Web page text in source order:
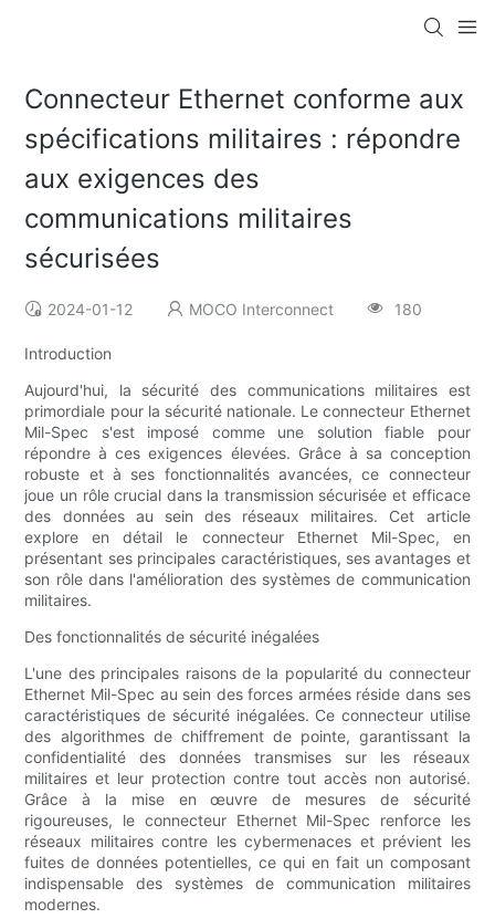
Connecteur Ethernet conforme aux
spécifications militaires : répondre
aux exigences des
communications militaires
sécurisées
2024-01-12 MOCO Interconnect 180
Introduction
Aujourd'hui, la sécurité des communications militaires est
primordiale pour la sécurité nationale. Le connecteur Ethernet
Mil-Spec s'est imposé comme une solution fiable pour
répondre à ces exigences élevées. Grâce à sa conception
robuste et à ses fonctionnalités avancées, ce connecteur
joue un rôle crucial dans la transmission sécurisée et efficace
des données au sein des réseaux militaires. Cet article
explore en détail le connecteur Ethernet Mil-Spec, en
présentant ses principales caractéristiques, ses avantages et
son rôle dans l'amélioration des systèmes de communication
militaires.
Des fonctionnalités de sécurité inégalées
L'une des principales raisons de la popularité du connecteur
Ethernet Mil-Spec au sein des forces armées réside dans ses
caractéristiques de sécurité inégalées. Ce connecteur utilise
des algorithmes de chiffrement de pointe, garantissant la
confidentialité des données transmises sur les réseaux
militaires et leur protection contre tout accès non autorisé.
Grâce à la mise en œuvre de mesures de sécurité
rigoureuses, le connecteur Ethernet Mil-Spec renforce les
réseaux militaires contre les cybermenaces et prévient les
fuites de données potentielles, ce qui en fait un composant
indispensable des systèmes de communication militaires
modernes.